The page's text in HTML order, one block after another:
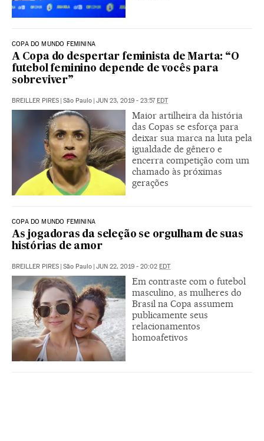
COPA DO MUNDO FEMININA
A Copa do despertar feminista de Marta: “O
futebol feminino depende de vocês para
sobreviver”
BREILLER PIRES | São Paulo | JUN 23, 2019 - 23:57EDT
Maior artilheira da história
das Copas se esforça para
deixar sua marca na luta pela
igualdade de gênero e
encerra competição com um
chamado às próximas
gerações
COPA DO MUNDO FEMININA
As jogadoras da seleção se orgulham de suas
histórias de amor
BREILLER PIRES | São Paulo | JUN 22, 2019 - 20:02 EDT
Em contraste com o futebol
masculino, as mulheres do
Brasil na Copa assumem
publicamente seus
relacionamentos
homoafetivos